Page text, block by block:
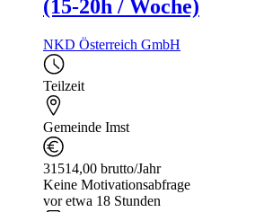
(15-20h / Woche)
NKD Österreich GmbH
Teilzeit
Gemeinde Imst
31514,00 brutto/Jahr
Keine Motivationsabfrage
vor etwa 18 Stunden